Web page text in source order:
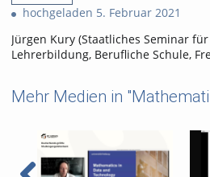
hochgeladen 5. Februar 2021
Jürgen Kury (Staatliches Seminar
Lehrerbildung, Berufliche Schule,
Mehr Medien in